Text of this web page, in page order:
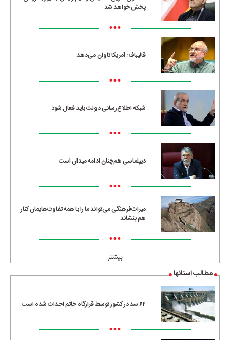
پخش خواهد شد
•••
قالیباف: آمریکا تاوان می‌دهد
•••
شبکه اطلاع‌رسانی دولت باید فعال شود
•••
دیپلماسی هم‌چنان ادامه میدان است
•••
میراث‌فرهنگی می‌تواند ما را با همه تفاوت‌هایمان کنار
هم بنشاند
•••
بیشتر
مطالب استانها
۶۲ سد در کشور توسط قرارگاه خاتم احداث شده است
•••